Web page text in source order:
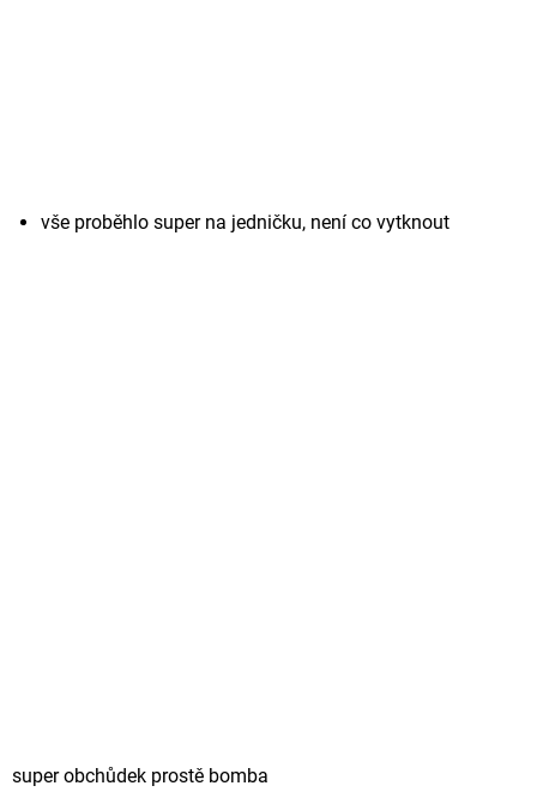
vše proběhlo super na jedničku, není co vytknout
super obchůdek prostě bomba